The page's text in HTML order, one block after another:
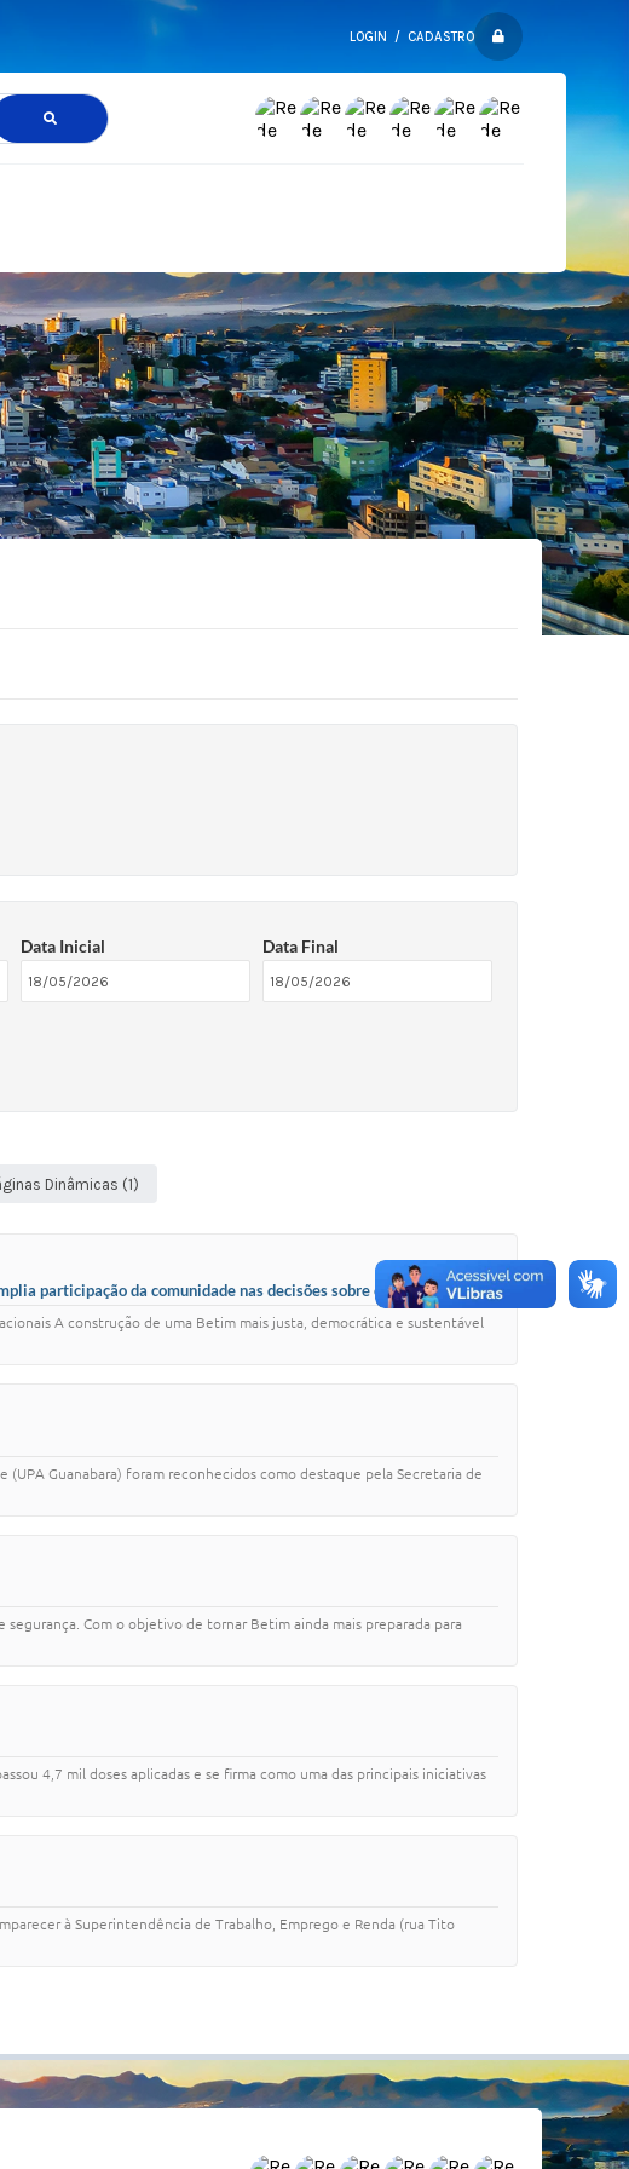
LOGIN / CADASTRO
Data Inicial Data Final
Dinâmicas (1)
participação da comunidade nas decisões sobre o país
A construção de uma Betim mais justa, democrática e sustentável
Guanabara) foram reconhecidos como destaque pela Secretaria de
Com o objetivo de tornar Betim ainda mais preparada para
4,7 mil doses aplicadas e se firma como uma das principais iniciativas
à Superintendência de Trabalho, Emprego e Renda (rua Tito